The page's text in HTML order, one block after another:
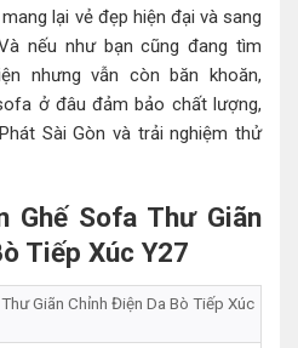
lại vẻ đẹp hiện đại và sang
nếu như bạn cũng đang tìm
nhưng vẫn còn băn khoăn,
ở đâu đảm bảo chất lượng,
Sài Gòn và trải nghiệm thử
Ghế Sofa Thư Giãn
Tiếp Xúc Y27
Giãn Chỉnh Điện Da Bò Tiếp Xúc